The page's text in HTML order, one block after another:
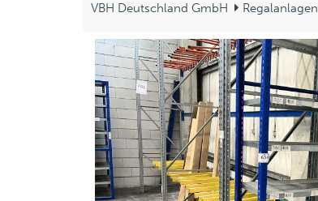
VBH Deutschland GmbH Regalanlagen